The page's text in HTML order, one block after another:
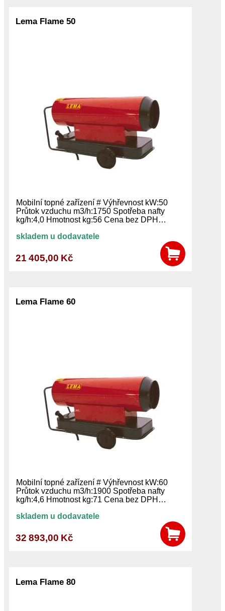
Lema Flame 50
Mobilní topné zařízení # Výhřevnost kW:50
Průtok vzduchu m3/h:1750 Spotřeba nafty
kg/h:4,0 Hmotnost kg:56 Cena bez DPH…
skladem u dodavatele
21 405,00 Kč
Lema Flame 60
Mobilní topné zařízení # Výhřevnost kW:60
Průtok vzduchu m3/h:1900 Spotřeba nafty
kg/h:4,6 Hmotnost kg:71 Cena bez DPH…
skladem u dodavatele
32 893,00 Kč
Lema Flame 80